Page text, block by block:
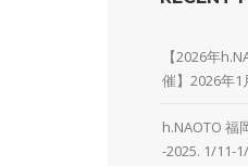
【2026年
催】2026年1
h.NAOTO 福
-2025. 1/11-